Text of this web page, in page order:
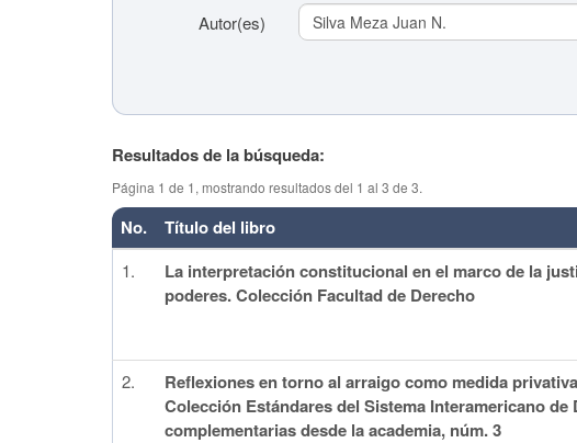
Autor(es)
Título del tema
(colaboración)
Colaborador(es)
Resultados de la búsqueda:
Página 1 de 1, mostrando resultados del 1 al 3 de 3.
No. Título del libro
1.
La interpretación constitucional en el marco de la
poderes. Colección Facultad de Derecho
2.
Reflexiones en torno al arraigo como medida
Colección Estándares del Sistema Interamericano
complementarias desde la academia, núm. 3